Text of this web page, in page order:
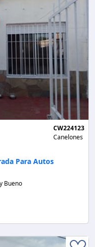
CW224123
Canelones
Para Autos
Bueno